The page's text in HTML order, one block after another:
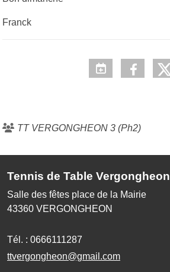
Franck
TT VERGONGHEON 3 (Ph2)
Tennis de Table Vergongheon
Salle des fêtes place de la Mairie
43360 VERGONGHEON
Tél. : 0666111287
ttvergongheon@gmail.com